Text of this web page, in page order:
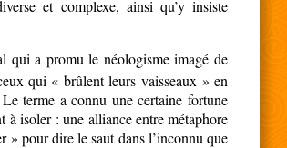
et complexe, ainsi qu’y insiste
qui a promu le néologisme imagé de
qui « brûlent leurs vaisseaux » en
terme a connu une certaine fortune
à isoler : une alliance entre métaphore
pour dire le saut dans l’inconnu que